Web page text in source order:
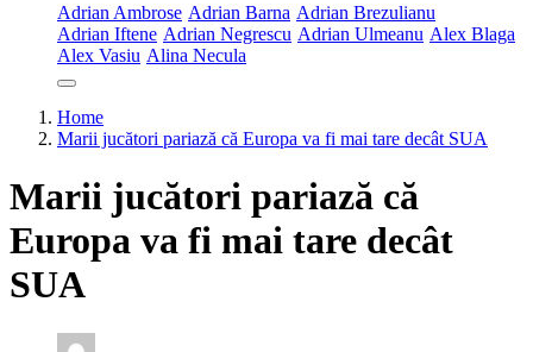
Adrian Ambrose Adrian Barna Adrian Brezulianu
Adrian Iftene Adrian Negrescu Adrian Ulmeanu Alex Blaga
Alex Vasiu Alina Necula
Home
Marii jucători pariază că Europa va fi mai tare decât SUA
Marii jucători pariază că
Europa va fi mai tare decât
SUA